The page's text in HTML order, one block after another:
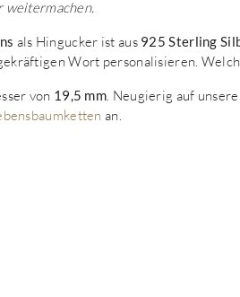
weitermachen.
als Hingucker ist aus 925 Sterling
Wort personalisieren.
von 19,5 mm . Neugierig auf
an.